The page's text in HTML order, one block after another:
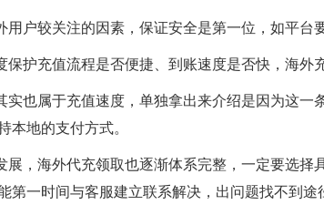
用户较关注的因素，保证安全是第一位，如平台
保护充值流程是否便捷、到账速度是否快，海外
实也属于充值速度，单独拿出来介绍是因为这
本地的支付方式。
展，海外代充领取也逐渐体系完整，一定要选
第一时间与客服建立联系解决，出问题找不到途